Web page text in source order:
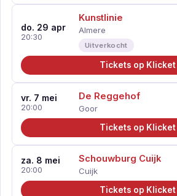
do. 29 apr
20:30
Kunstlinie
Almere
Uitverkocht
Tickets op Klicket
vr. 7 mei
20:00
De Reggehof
Goor
Tickets op Klicket
za. 8 mei
20:00
Schouwburg Cuijk
Cuijk
Tickets op Klicket